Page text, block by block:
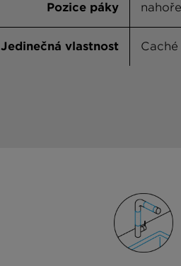
Pozice páky nahoře
Jedinečná vlastnost